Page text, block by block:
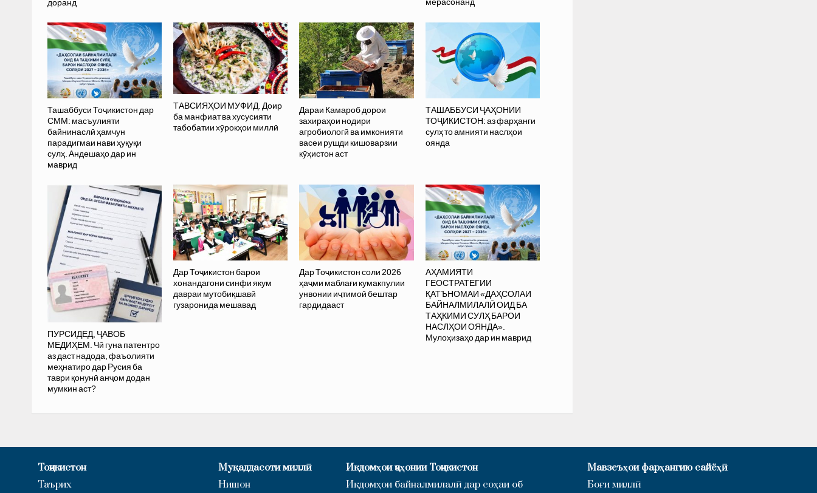
доранд
мерасонанд
Ташаббуси Тоҷикистон дар
СММ: масъулияти
байнинаслӣ ҳамчун
парадигмаи нави ҳуқуқи
сулҳ. Андешаҳо дар ин
маврид
ТАВСИЯҲОИ МУФИД. Доир
ба манфиат ва хусусияти
табобатии хӯрокҳои миллӣ
Дараи Камароб дорои
захираҳои нодири
агробиологӣ ва имконияти
васеи рушди кишоварзии
кӯҳистон аст
ТАШАББУСИ ҶАҲОНИИ
ТОҶИКИСТОН: аз фарҳанги
сулҳ то амнияти наслҳои
оянда
ПУРСИДЕД, ҶАВОБ
МЕДИҲЕМ. Чӣ гуна патентро
аз даст надода, фаъолияти
меҳнатиро дар Русия ба
таври қонунӣ анҷом додан
мумкин аст?
Дар Тоҷикистон барои
хонандагони синфи якум
давраи мутобиқшавӣ
гузаронида мешавад
Дар Тоҷикистон соли 2026
ҳаҷми маблағи кумакпулии
унвонии иҷтимоӣ бештар
гардидааст
АҲАМИЯТИ
ГЕОСТРАТЕГИИ
ҚАТЪНОМАИ «ДАҲСОЛАИ
БАЙНАЛМИЛАЛӢ ОИД БА
ТАҲКИМИ СУЛҲ БАРОИ
НАСЛҲОИ ОЯНДА».
Мулоҳизаҳо дар ин маврид
Тоҷикистон
Таърих
Муқаддасоти миллӣ
Нишон
Иқдомҳои ҷаҳонии Тоҷикистон
Иқдомҳои байналмилалӣ дар соҳаи об
Мавзеъҳои фарҳангию сайёҳӣ
Боғи миллӣ